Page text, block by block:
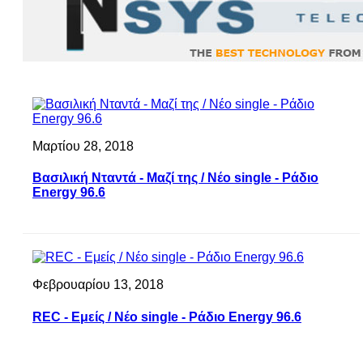
Μαρτίου 28, 2018
Βασιλική Νταντά - Μαζί της / Νέο single - Ράδιο
Energy 96.6
Φεβρουαρίου 13, 2018
REC - Εμείς / Νέο single - Ράδιο Energy 96.6